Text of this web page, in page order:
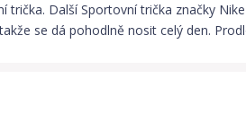
trička. Další Sportovní trička značky
se dá pohodlně nosit celý den.